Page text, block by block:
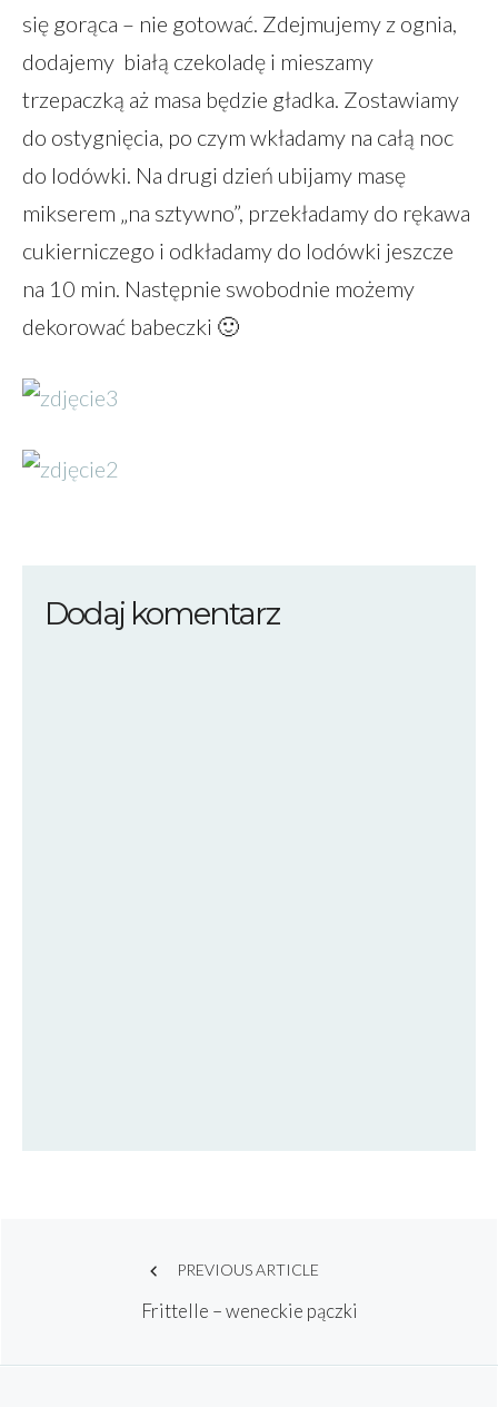
się gorąca – nie gotować. Zdejmujemy z ognia,
dodajemy białą czekoladę i mieszamy
trzepaczką aż masa będzie gładka. Zostawiamy
do ostygnięcia, po czym wkładamy na całą noc
do lodówki. Na drugi dzień ubijamy masę
mikserem „na sztywno”, przekładamy do rękawa
cukierniczego i odkładamy do lodówki jeszcze
na 10 min. Następnie swobodnie możemy
dekorować babeczki 🙂
Dodaj komentarz
navigation
PREVIOUS ARTICLE
Frittelle – weneckie pączki